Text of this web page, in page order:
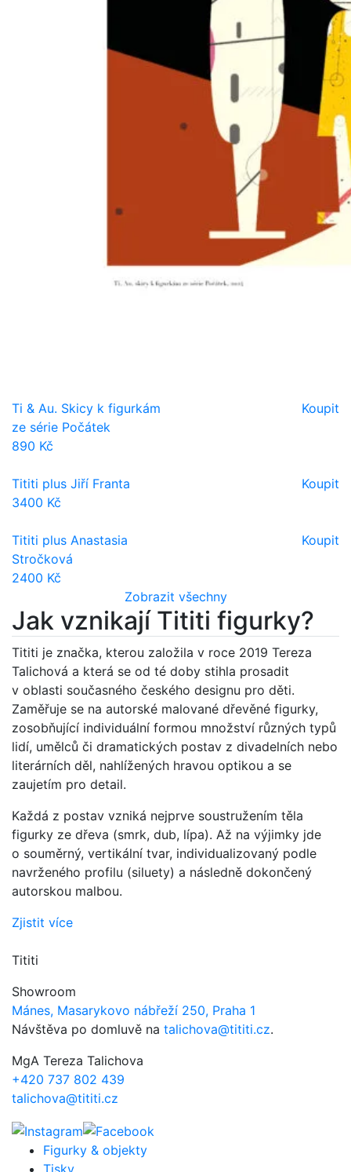
Ti & Au. Skicy k figurkám
ze série Počátek
890 Kč
Koupit
Tititi plus Jiří Franta
3400 Kč
Koupit
Tititi plus Anastasia
Stročková
2400 Kč
Koupit
Zobrazit všechny
Jak vznikají Tititi figurky?
Tititi je značka, kterou založila v roce 2019 Tereza
Talichová a která se od té doby stihla prosadit
v oblasti současného českého designu pro děti.
Zaměřuje se na autorské malované dřevěné figurky,
zosobňující individuální formou množství různých typů
lidí, umělců či dramatických postav z divadelních nebo
literárních děl, nahlížených hravou optikou a se
zaujetím pro detail.
Každá z postav vzniká nejprve soustružením těla
figurky ze dřeva (smrk, dub, lípa). Až na výjimky jde
o souměrný, vertikální tvar, individualizovaný podle
navrženého profilu (siluety) a následně dokončený
autorskou malbou.
Zjistit více
Tititi
Showroom
Mánes, Masarykovo nábřeží 250, Praha 1
Návštěva po domluvě na talichova@tititi.cz.
MgA Tereza Talichova
+420 737 802 439
talichova@tititi.cz
Figurky & objekty
Tisky